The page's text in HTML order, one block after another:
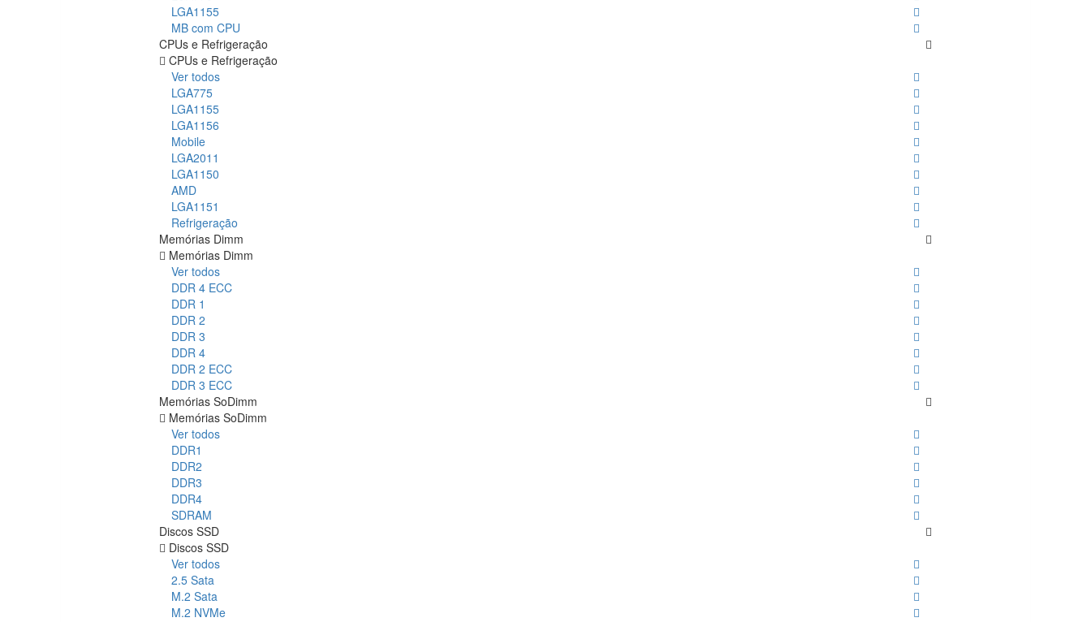
LGA1155
MB com CPU
CPUs e Refrigeração
CPUs e Refrigeração
Ver todos
LGA775
LGA1155
LGA1156
Mobile
LGA2011
LGA1150
AMD
LGA1151
Refrigeração
Memórias Dimm
Memórias Dimm
Ver todos
DDR 4 ECC
DDR 1
DDR 2
DDR 3
DDR 4
DDR 2 ECC
DDR 3 ECC
Memórias SoDimm
Memórias SoDimm
Ver todos
DDR1
DDR2
DDR3
DDR4
SDRAM
Discos SSD
Discos SSD
Ver todos
2.5 Sata
M.2 Sata
M.2 NVMe